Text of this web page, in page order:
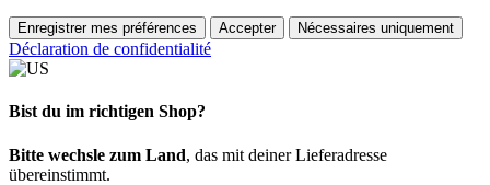
Enregistrer mes préférences Accepter Nécessaires uniquement
Déclaration de confidentialité
Bist du im richtigen Shop?
Bitte wechsle zum Land, das mit deiner Lieferadresse
übereinstimmt.